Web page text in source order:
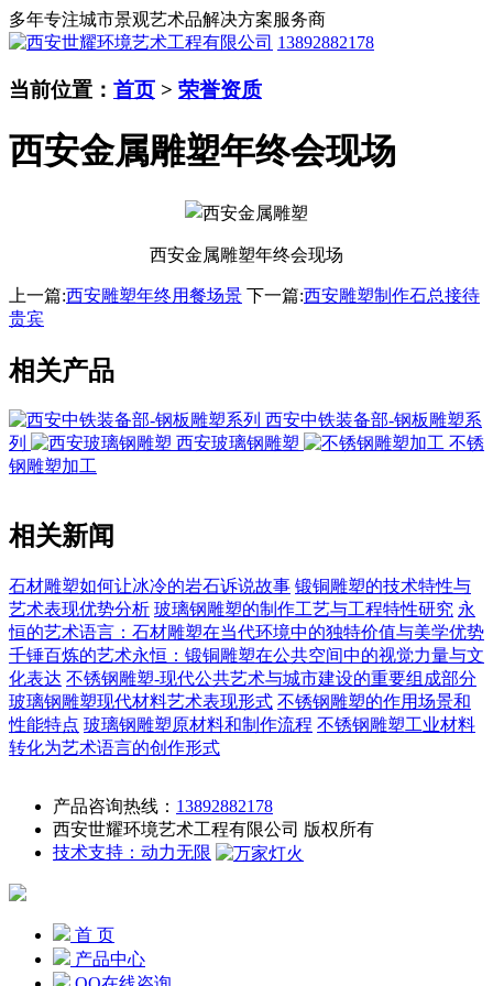
多年专注城市景观艺术品解决方案服务商
13892882178
当前位置： 首页 > 荣誉资质
西安金属雕塑年终会现场
西安金属雕塑年终会现场
上一篇:西安雕塑年终用餐场景 下一篇:西安雕塑制作石总接待
贵宾
相关产品
西安中铁装备部-钢板雕塑系
列
西安玻璃钢雕塑
不锈
钢雕塑加工
相关新闻
石材雕塑如何让冰冷的岩石诉说故事 锻铜雕塑的技术特性与
艺术表现优势分析 玻璃钢雕塑的制作工艺与工程特性研究 永
恒的艺术语言：石材雕塑在当代环境中的独特价值与美学优势
千锤百炼的艺术永恒：锻铜雕塑在公共空间中的视觉力量与文
化表达 不锈钢雕塑-现代公共艺术与城市建设的重要组成部分
玻璃钢雕塑现代材料艺术表现形式 不锈钢雕塑的作用场景和
性能特点 玻璃钢雕塑原材料和制作流程 不锈钢雕塑工业材料
转化为艺术语言的创作形式
产品咨询热线： 13892882178
西安世耀环境艺术工程有限公司 版权所有
技术支持：动力无限
首 页
产品中心